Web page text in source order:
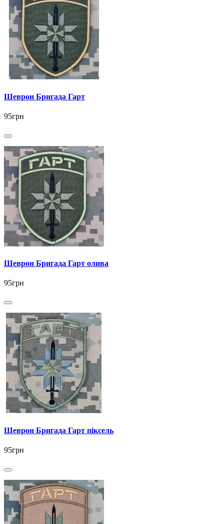
Шеврон Бригада Гарт
95грн
Шеврон Бригада Гарт олива
95грн
Шеврон Бригада Гарт піксель
95грн